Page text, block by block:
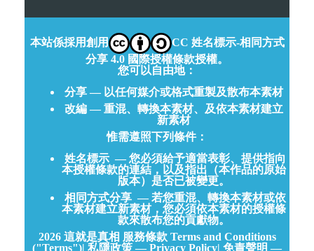
本站係採用創用
CC 姓名標示-相同方式
分享 4.0 國際授權條款授權。
您可以自由地：
分享 — 以任何媒介或格式重製及散布本素材
改編 — 重混、轉換本素材、及依本素材建立
新素材
惟需遵照下列條件：
姓名標示 — 您必須給予適當表彰、提供指向
本授權條款的連結，以及指出（本作品的原始
版本）是否已被變更。
相同方式分享 — 若您重混、轉換本素材或依
本素材建立新素材，您必須依本素材的授權條
款來散布您的貢獻物。
2026 這就是真相 服務條款 Terms and Conditions
("Terms")| 私隱政策 — Privacy Policy| 免責聲明 —